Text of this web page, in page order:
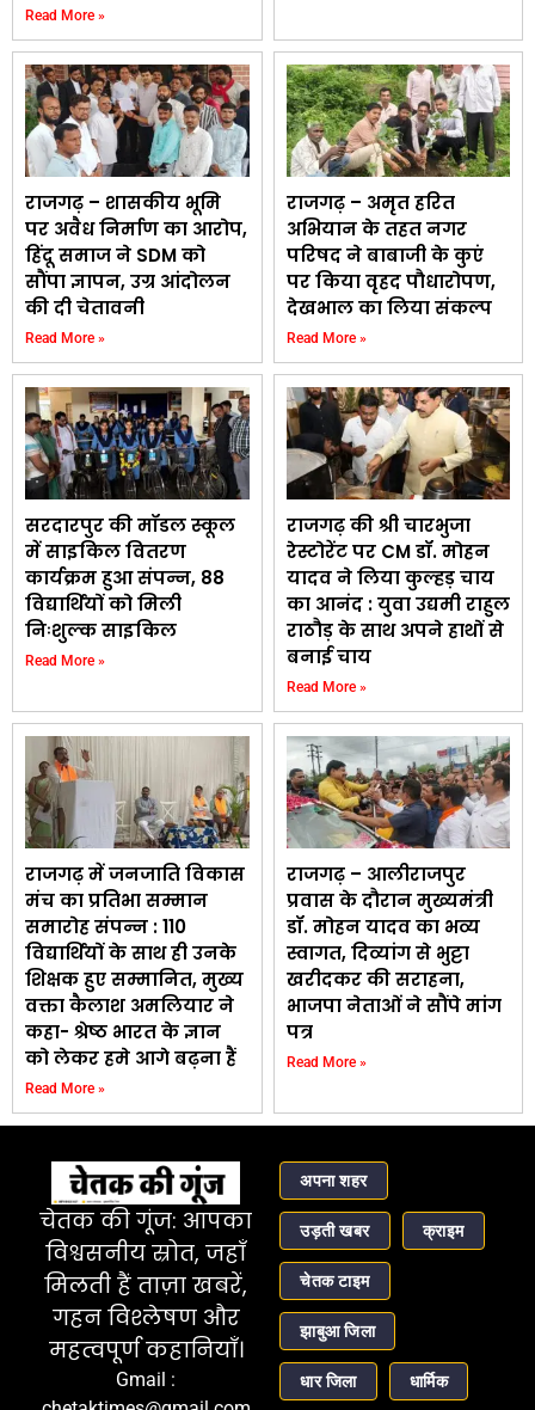
Read More »
राजगढ़ – शासकीय भूमि
पर अवैध निर्माण का आरोप,
हिंदू समाज ने SDM को
सौंपा ज्ञापन, उग्र आंदोलन
की दी चेतावनी
Read More »
राजगढ़ – अमृत हरित
अभियान के तहत नगर
परिषद ने बाबाजी के कुएं
पर किया वृहद पौधारोपण,
देखभाल का लिया संकल्प
Read More »
सरदारपुर की मॉडल स्कूल
में साइकिल वितरण
कार्यक्रम हुआ संपन्न, 88
विद्यार्थियों को मिली
निःशुल्क साइकिल
Read More »
राजगढ़ की श्री चारभुजा
रेस्टोरेंट पर CM डॉ. मोहन
यादव ने लिया कुल्हड़ चाय
का आनंद : युवा उद्यमी राहुल
राठौड़ के साथ अपने हाथों से
बनाई चाय
Read More »
राजगढ़ में जनजाति विकास
मंच का प्रतिभा सम्मान
समारोह संपन्न : 110
विद्यार्थियों के साथ ही उनके
शिक्षक हुए सम्मानित, मुख्य
वक्ता कैलाश अमलियार ने
कहा- श्रेष्ठ भारत के ज्ञान
को लेकर हमे आगे बढ़ना हैं
Read More »
राजगढ़ – आलीराजपुर
प्रवास के दौरान मुख्यमंत्री
डॉ. मोहन यादव का भव्य
स्वागत, दिव्यांग से भुट्टा
खरीदकर की सराहना,
भाजपा नेताओं ने सौंपे मांग
पत्र
Read More »
चेतक की गूंज: आपका
विश्वसनीय स्रोत, जहाँ
मिलती हैं ताज़ा खबरें,
गहन विश्लेषण और
महत्वपूर्ण कहानियाँ।
Gmail :
अपना शहर
उड़ती खबर क्राइम
चेतक टाइम
झाबुआ जिला
धार जिला धार्मिक